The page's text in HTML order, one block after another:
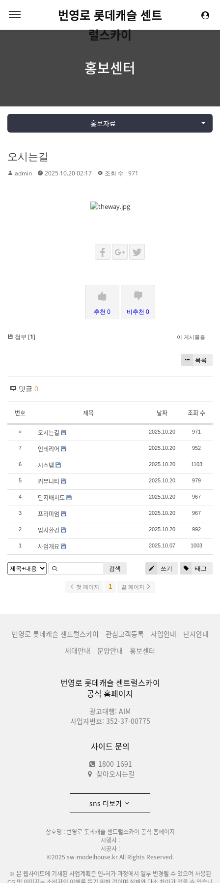
번영로 롯데캐슬 센트
럴스카이
홍보센터
홍보자료
오시는길
admin 2025.10.20 02:17 조회 수 : 971
추천 0 비추천 0
첨부 [1] 이 게시물을
목록
댓글 0
번호 제목 날짜 조회 수
» 오시는길 2025.10.20 971
7 인테리어 2025.10.20 952
6 시스템 2025.10.20 1103
5 커뮤니티 2025.10.20 979
4 단지배치도 2025.10.20 967
3 프리미엄 2025.10.20 967
2 입지환경 2025.10.20 992
1 사업개요 2025.10.07 1003
쓰기 태그
검색
첫 페이지 1 끝 페이지
번영로 롯데캐슬 센트럴스카이 관심고객등록 사업안내
단지안내
세대안내
분양안내 홍보센터
번영로 롯데캐슬 센트럴스카이
공식 홈페이지
광고대행: AIM
사업자번호: 352-37-00775
사이드 문의
1800-1691
찾아오시는길
sns 더보기
상호명 : 번영로 롯데캐슬 센트럴스카이 공식 홈페이지
시행사 :
시공사 :
©2025 sw-modelhouse.kr All Rights Reserved.
※ 본 웹사이트에 기재된 사업계획은 인•허가 과정에서 일부 변경될 수 있으며 사용된